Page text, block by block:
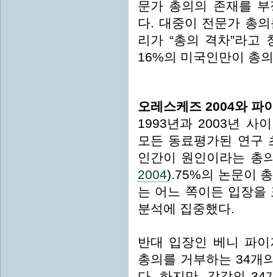
문가 총의의 존재를
다. 대중이 전문가 총
리가 “총의 격차”라고
16%의 미국인만이 총
오레스케즈 2004와 파
1993년과 2003년 사
모든 동료평가된 연구
인간이 원인이라는 총
2004).75%의 논문이
는 어느 쪽이든 입장을
분석에 집중했다.
반대 입장인 베니 파
총의를 거부하는 34개